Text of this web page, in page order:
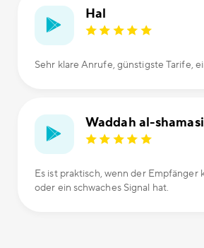
Hal
Sehr klare Anrufe, günstigste Tarife,
Waddah al-shamasi
Es ist praktisch, wenn der Empfänger
oder ein schwaches Signal hat.